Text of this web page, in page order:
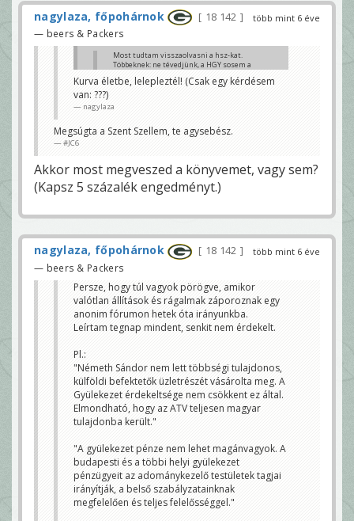
több mint 6 éve
nagylaza, főpohárnok 18 142
— beers & Packers
Most tudtam visszaolvasni a hsz-kat.
Többeknek: ne tévedjünk, a HGY sosem a
tartotta kívánatos állapotnak.
tagjaként részesül valaki ebben az
bizonyítéka. Minél gazdagabb valaki,
hogy ki és mit gondol a kereszténység
valódi tartalmáról.
nagylaza
#JC6
Kurva életbe, lelepleztél! (Csak egy kérdésem
van: ???)
nagylaza
Megsúgta a Szent Szellem, te agysebész.
#JC6
Akkor most megveszed a könyvemet, vagy sem?
(Kapsz 5 százalék engedményt.)
több mint 6 éve
nagylaza, főpohárnok 18 142
— beers & Packers
Persze, hogy túl vagyok pörögve, amikor
valótlan állítások és rágalmak záporoznak egy
anonim fórumon hetek óta irányunkba.
Leírtam tegnap mindent, senkit nem érdekelt.
Pl.:
"Németh Sándor nem lett többségi tulajdonos,
külföldi befektetők üzletrészét vásárolta meg. A
Gyülekezet érdekeltsége nem csökkent ez által.
Elmondható, hogy az ATV teljesen magyar
tulajdonba került."
"A gyülekezet pénze nem lehet magánvagyok. A
budapesti és a többi helyi gyülekezet
pénzügyeit az adománykezelő testületek tagjai
irányítják, a belső szabályzatainknak
megfelelően és teljes felelősséggel."